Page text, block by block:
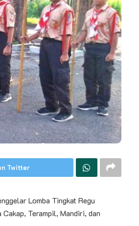
Twitter
Lomba Tingkat Regu
Terampil, Mandiri, dan